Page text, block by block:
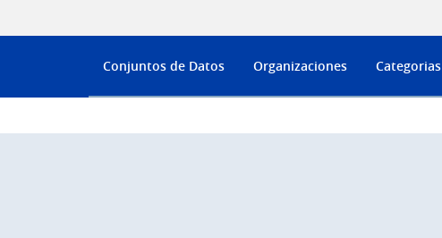
Conjuntos de Datos Organizaciones Categorias